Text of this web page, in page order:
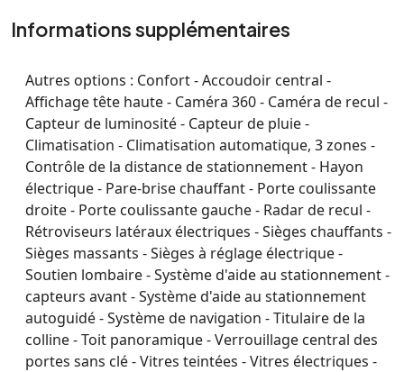
Informations supplémentaires
Autres options : Confort - Accoudoir central -
Affichage tête haute - Caméra 360 - Caméra de recul -
Capteur de luminosité - Capteur de pluie -
Climatisation - Climatisation automatique, 3 zones -
Contrôle de la distance de stationnement - Hayon
électrique - Pare-brise chauffant - Porte coulissante
droite - Porte coulissante gauche - Radar de recul -
Rétroviseurs latéraux électriques - Sièges chauffants -
Sièges massants - Sièges à réglage électrique -
Soutien lombaire - Système d'aide au stationnement -
capteurs avant - Système d'aide au stationnement
autoguidé - Système de navigation - Titulaire de la
colline - Toit panoramique - Verrouillage central des
portes sans clé - Vitres teintées - Vitres électriques -